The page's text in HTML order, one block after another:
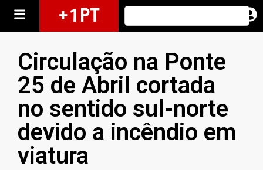
+ 1 PT
Circulação na Ponte
25 de Abril cortada
no sentido sul-norte
devido a incêndio em
viatura